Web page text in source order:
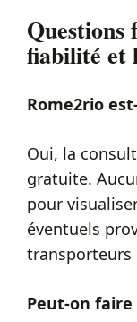
Questions
fiabilité et
Rome2rio
Oui, la
gratuite.
pour
éventuels
transporteurs
Peut-on faire